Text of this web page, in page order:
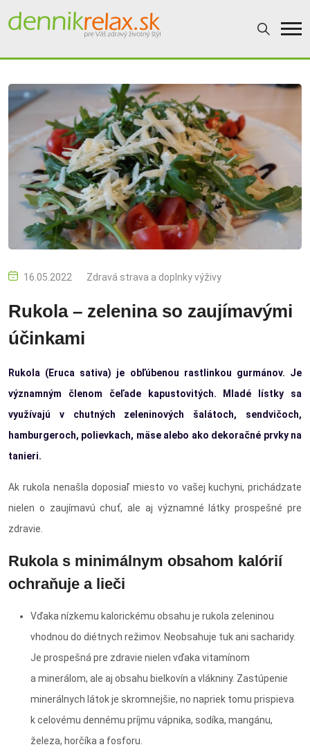
16.05.2022 Zdravá strava a doplnky výživy
Rukola – zelenina so zaujímavými
účinkami
Rukola (Eruca sativa) je obľúbenou rastlinkou gurmánov. Je
významným členom čeľade kapustovitých. Mladé lístky sa
využívajú v chutných zeleninových šalátoch, sendvičoch,
hamburgeroch, polievkach, mäse alebo ako dekoračné prvky na
tanieri.
Ak rukola nenašla doposiaľ miesto vo vašej kuchyni, prichádzate
nielen o zaujímavú chuť, ale aj významné látky prospešné pre
zdravie.
Rukola s minimálnym obsahom kalórií
ochraňuje a lieči
Vďaka nízkemu kalorickému obsahu je rukola zeleninou
vhodnou do diétnych režimov. Neobsahuje tuk ani sacharidy.
Je prospešná pre zdravie nielen vďaka vitamínom
a minerálom, ale aj obsahu bielkovín a vlákniny. Zastúpenie
minerálnych látok je skromnejšie, no napriek tomu prispieva
k celovému dennému príjmu vápnika, sodíka, mangánu,
železa, horčíka a fosforu.